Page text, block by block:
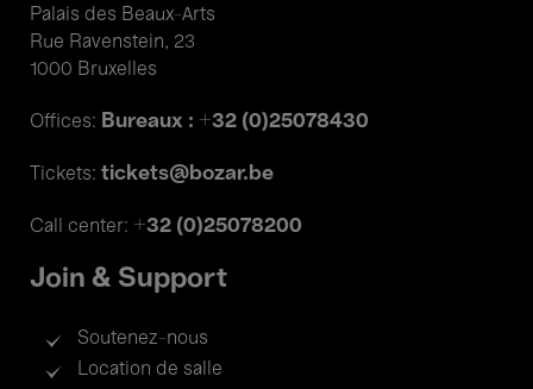
Palais des Beaux-Arts
Rue Ravenstein, 23
1000 Bruxelles
Offices: Bureaux : +32 (0)25078430
Tickets: tickets@bozar.be
Call center: +32 (0)25078200
Join & Support
Soutenez-nous
Location de salle